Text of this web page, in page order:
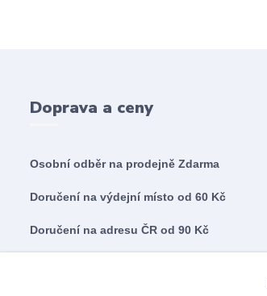
Doprava a ceny
Osobní odběr na prodejně Zdarma
Doručení na výdejní místo od 60 Kč
Doručení na adresu ČR od 90 Kč